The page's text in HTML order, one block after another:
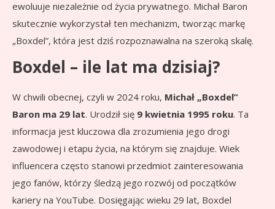
ewoluuje niezależnie od życia prywatnego. Michał Baron
skutecznie wykorzystał ten mechanizm, tworząc markę
„Boxdel”, która jest dziś rozpoznawalna na szeroką skalę.
Boxdel – ile lat ma dzisiaj?
W chwili obecnej, czyli w 2024 roku, Michał „Boxdel”
Baron ma 29 lat. Urodził się 9 kwietnia 1995 roku. Ta
informacja jest kluczowa dla zrozumienia jego drogi
zawodowej i etapu życia, na którym się znajduje. Wiek
influencera często stanowi przedmiot zainteresowania
jego fanów, którzy śledzą jego rozwój od początków
kariery na YouTube. Dosięgając wieku 29 lat, Boxdel